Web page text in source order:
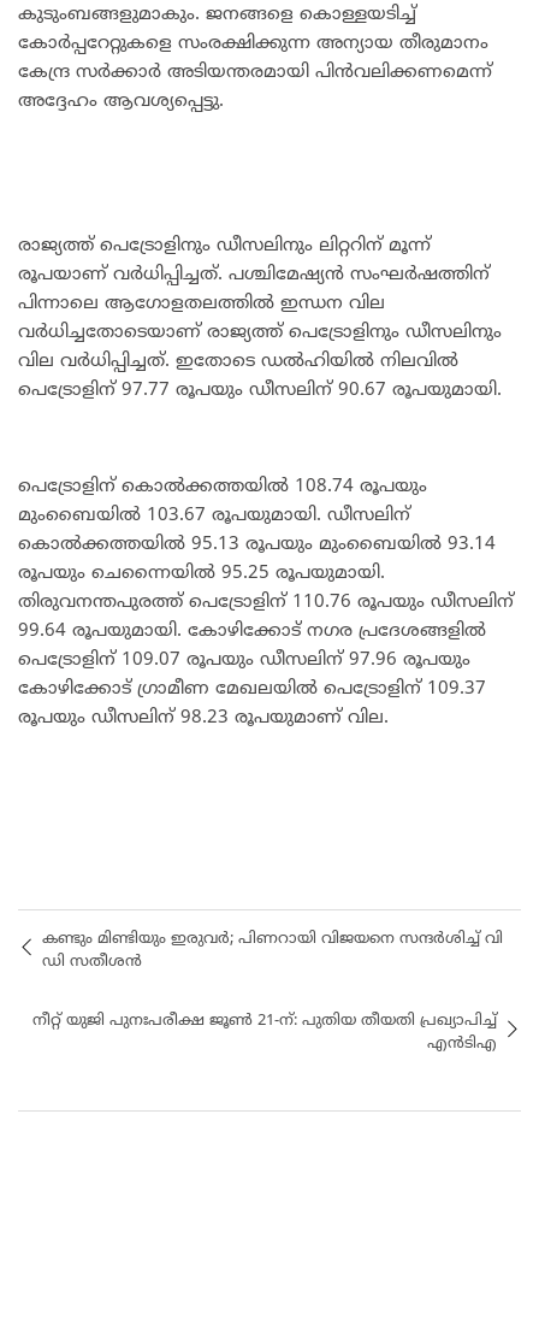
കുടുംബങ്ങളുമാകും. ജനങ്ങളെ കൊള്ളയടിച്ച്
കോര്‍പ്പറേറ്റുകളെ സംരക്ഷിക്കുന്ന അന്യായ തീരുമാനം
കേന്ദ്ര സര്‍ക്കാര്‍ അടിയന്തരമായി പിന്‍വലിക്കണമെന്ന്
അദ്ദേഹം ആവശ്യപ്പെട്ടു.
രാജ്യത്ത് പെട്രോളിനും ഡീസലിനും ലിറ്ററിന് മൂന്ന്
രൂപയാണ് വര്‍ധിപ്പിച്ചത്. പശ്ചിമേഷ്യന്‍ സംഘര്‍ഷത്തിന്
പിന്നാലെ ആഗോളതലത്തില്‍ ഇന്ധന വില
വര്‍ധിച്ചതോടെയാണ് രാജ്യത്ത് പെട്രോളിനും ഡീസലിനും
വില വര്‍ധിപ്പിച്ചത്. ഇതോടെ ഡല്‍ഹിയില്‍ നിലവില്‍
പെട്രോളിന് 97.77 രൂപയും ഡീസലിന് 90.67 രൂപയുമായി.
പെട്രോളിന് കൊല്‍ക്കത്തയില്‍ 108.74 രൂപയും
മുംബൈയില്‍ 103.67 രൂപയുമായി. ഡീസലിന്
കൊല്‍ക്കത്തയില്‍ 95.13 രൂപയും മുംബൈയില്‍ 93.14
രൂപയും ചെന്നൈയില്‍ 95.25 രൂപയുമായി.
തിരുവനന്തപുരത്ത് പെട്രോളിന് 110.76 രൂപയും ഡീസലിന്
99.64 രൂപയുമായി. കോഴിക്കോട് നഗര പ്രദേശങ്ങളില്‍
പെട്രോളിന് 109.07 രൂപയും ഡീസലിന് 97.96 രൂപയും
കോഴിക്കോട് ഗ്രാമീണ മേഖലയില്‍ പെട്രോളിന് 109.37
രൂപയും ഡീസലിന് 98.23 രൂപയുമാണ് വില.
കണ്ടും മിണ്ടിയും ഇരുവര്‍; പിണറായി വിജയനെ സന്ദര്‍ശിച്ച് വി
ഡി സതീശന്‍
നീറ്റ് യുജി പുനഃപരീക്ഷ ജൂൺ 21-ന്: പുതിയ തീയതി പ്രഖ്യാപിച്ച്
എൻടിഎ